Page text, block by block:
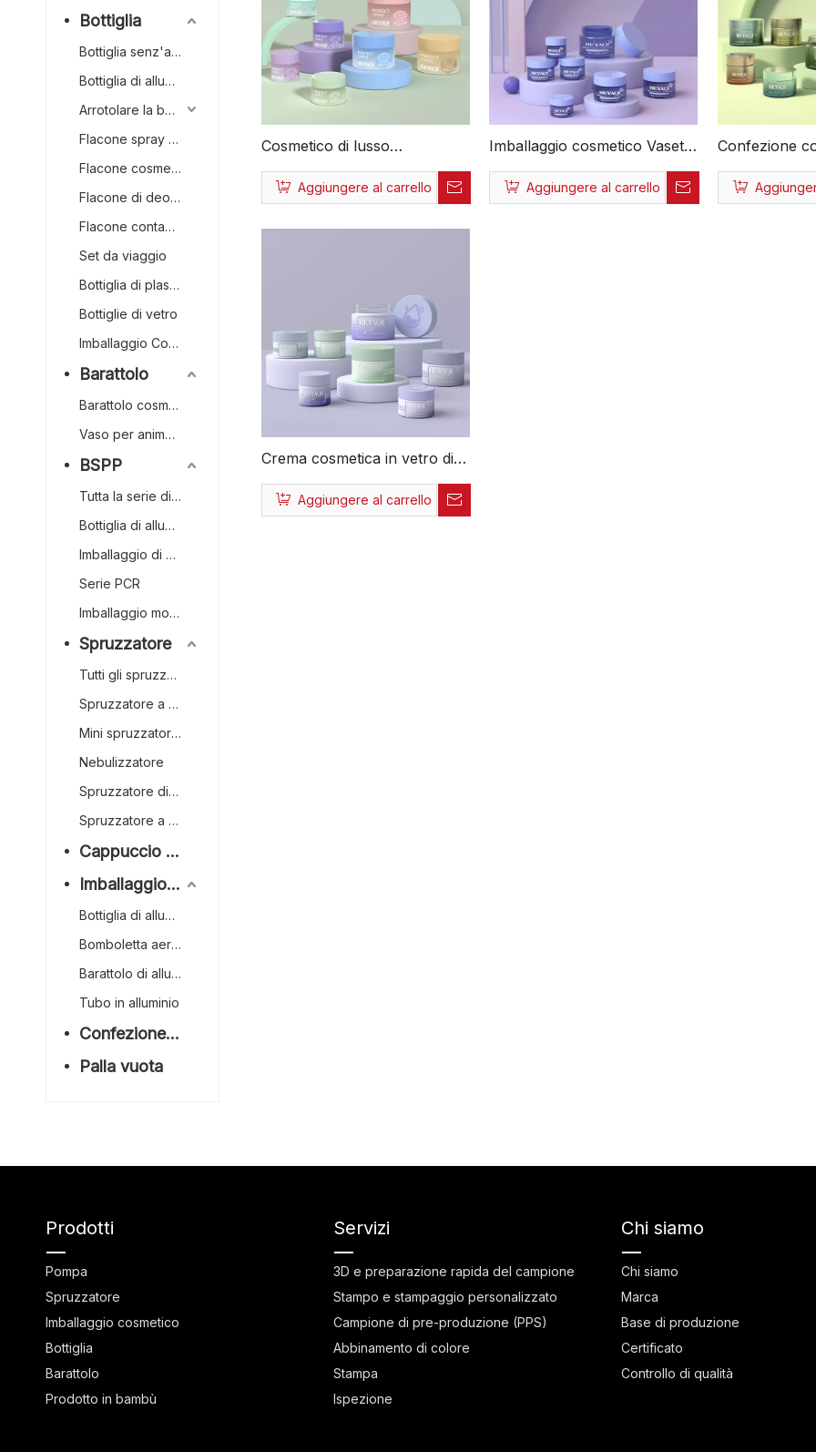
Bottiglia
Bottiglia senz'aria
Bottiglia di alluminio
Arrotolare la bottiglia
Flacone spray continuo
Flacone cosmetico
Flacone di deodorante
Flacone contagocce
Set da viaggio
Bottiglia di plastica
Bottiglie di vetro
Imballaggio Con Bastone Di Contorno/blush
Barattolo
Barattolo cosmetico
Vaso per animali domestici
BSPP
Tutta la serie di plastica
Bottiglia di alluminio
Imballaggio di carta
Serie PCR
Imballaggio monomateriale
Spruzzatore
Tutti gli spruzzatori a grilletto in plastica
Spruzzatore a grilletto
Mini spruzzatore a grilletto
Nebulizzatore
Spruzzatore di profumo
Spruzzatore a grilletto capovolto
Cappuccio e chiusura
Imballaggio in alluminio
Bottiglia di alluminio
Bomboletta aerosol in alluminio
Barattolo di alluminio
Tubo in alluminio
Confezione di bambù
Palla vuota
Cosmetico di lusso
personalizzato colore
cosmetico 20g 30g 50g 75g
Aggiungere al carrello
Imballaggio cosmetico Vasetti
per cosmetici in vetro di
fascia alta da 50 ml 75 ml
Aggiungere al carrello
Confezione
vetro sfuso
all'ingrosso
Crema cosmetica in vetro di
lusso personalizzata di fascia
alta 20g 50g 75g Vasetti
Aggiungere al carrello
Prodotti
Pompa
Spruzzatore
Imballaggio cosmetico
Bottiglia
Barattolo
Prodotto in bambù
Servizi
3D e preparazione rapida del campione
Stampo e stampaggio personalizzato
Campione di pre-produzione (PPS)
Abbinamento di colore
Stampa
Ispezione
Chi siamo
Chi siamo
Marca
Base di produzione
Certificato
Controllo di qualità